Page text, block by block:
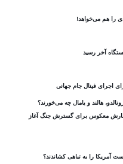
را هم می‌خواهد!
آخر رسید
اجرای فینال جام جهانی
هالند و یامال چه می‌خورند؟
معکوس برای گسترش جنگ آغاز